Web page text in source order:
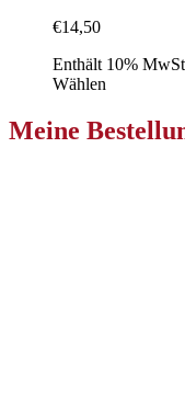
€14,50
Enthält 10%
Wählen
Meine